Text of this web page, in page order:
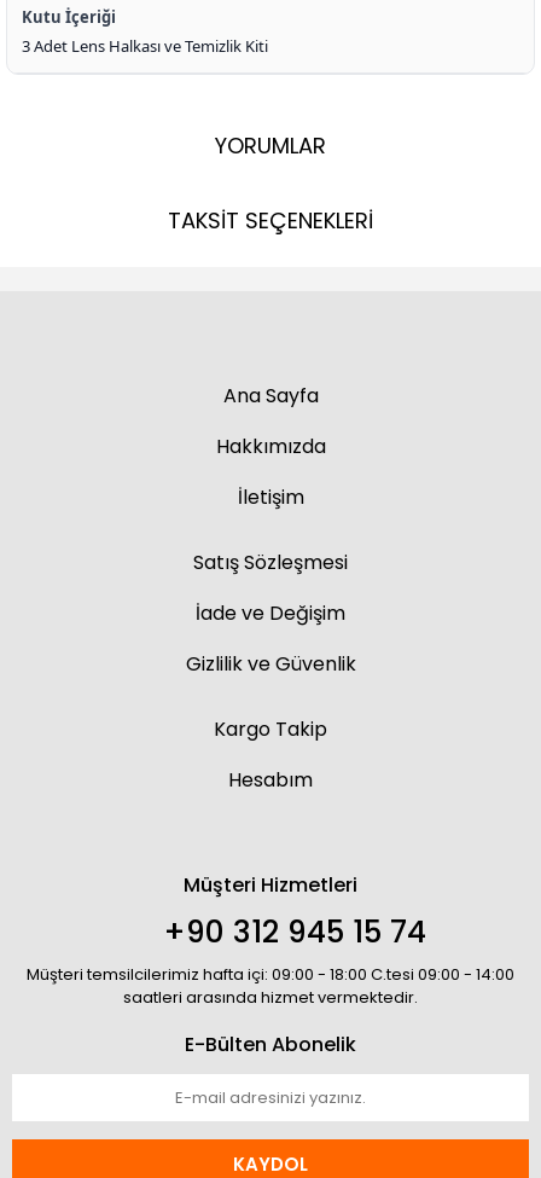
Kutu İçeriği
3 Adet Lens Halkası ve Temizlik Kiti
YORUMLAR
TAKSİT SEÇENEKLERİ
Ana Sayfa
Hakkımızda
İletişim
Satış Sözleşmesi
İade ve Değişim
Gizlilik ve Güvenlik
Kargo Takip
Hesabım
Müşteri Hizmetleri
+90 312 945 15 74
Müşteri temsilcilerimiz hafta içi: 09:00 - 18:00 C.tesi 09:00 - 14:00
saatleri arasında hizmet vermektedir.
E-Bülten Abonelik
KAYDOL